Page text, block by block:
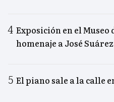
Exposición en el Museo
homenaje a José Suárez
El piano sale a la calle